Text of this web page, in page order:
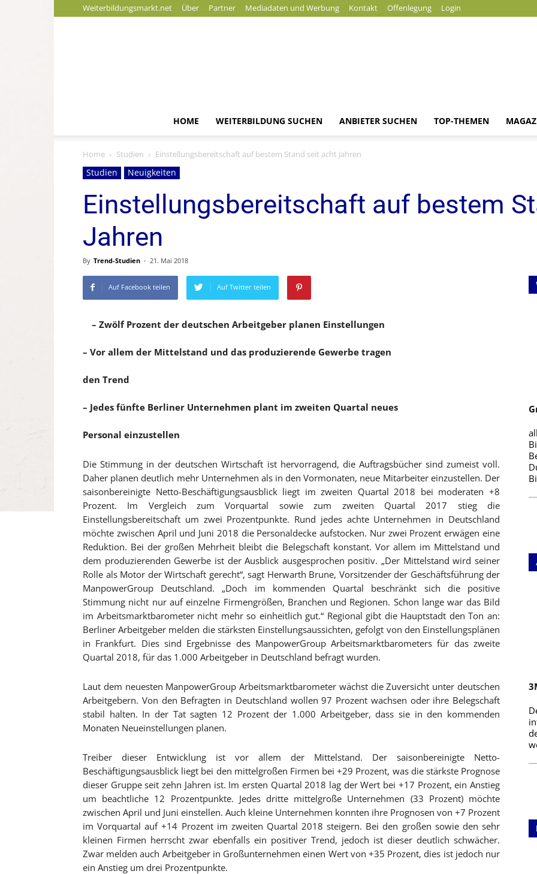
Weiterbildungsmarkt.net Über Partner Mediadaten und Werbung Kontakt Offenlegung Login
HOME WEITERBILDUNG SUCHEN ANBIETER SUCHEN TOP-THEMEN
Home Studien Einstellungsbereitschaft auf bestem Stand seit acht Jahren
Studien Neuigkeiten
Einstellungsbereitschaft auf bestem
Jahren
By Trend-Studien - 21. Mai 2018
Auf Facebook teilen Auf Twitter teilen
– Zwölf Prozent der deutschen Arbeitgeber planen Einstellungen
– Vor allem der Mittelstand und das produzierende Gewerbe tragen
den Trend
– Jedes fünfte Berliner Unternehmen plant im zweiten Quartal neues
Personal einzustellen
Die Stimmung in der deutschen Wirtschaft ist hervorragend, die Auftragsbücher sind zumeist voll.
Daher planen deutlich mehr Unternehmen als in den Vormonaten, neue Mitarbeiter einzustellen. Der
saisonbereinigte Netto-Beschäftigungsausblick liegt im zweiten Quartal 2018 bei moderaten +8
Prozent. Im Vergleich zum Vorquartal sowie zum zweiten Quartal 2017 stieg die
Einstellungsbereitschaft um zwei Prozentpunkte. Rund jedes achte Unternehmen in Deutschland
möchte zwischen April und Juni 2018 die Personaldecke aufstocken. Nur zwei Prozent erwägen eine
Reduktion. Bei der großen Mehrheit bleibt die Belegschaft konstant. Vor allem im Mittelstand und
dem produzierenden Gewerbe ist der Ausblick ausgesprochen positiv. „Der Mittelstand wird seiner
Rolle als Motor der Wirtschaft gerecht“, sagt Herwarth Brune, Vorsitzender der Geschäftsführung der
ManpowerGroup Deutschland. „Doch im kommenden Quartal beschränkt sich die positive
Stimmung nicht nur auf einzelne Firmengrößen, Branchen und Regionen. Schon lange war das Bild
im Arbeitsmarktbarometer nicht mehr so einheitlich gut.“ Regional gibt die Hauptstadt den Ton an:
Berliner Arbeitgeber melden die stärksten Einstellungsaussichten, gefolgt von den Einstellungsplänen
in Frankfurt. Dies sind Ergebnisse des ManpowerGroup Arbeitsmarktbarometers für das zweite
Quartal 2018, für das 1.000 Arbeitgeber in Deutschland befragt wurden.
Laut dem neuesten ManpowerGroup Arbeitsmarktbarometer wächst die Zuversicht unter deutschen
Arbeitgebern. Von den Befragten in Deutschland wollen 97 Prozent wachsen oder ihre Belegschaft
stabil halten. In der Tat sagten 12 Prozent der 1.000 Arbeitgeber, dass sie in den kommenden
Monaten Neueinstellungen planen.
Treiber dieser Entwicklung ist vor allem der Mittelstand. Der saisonbereinigte Netto-
Beschäftigungsausblick liegt bei den mittelgroßen Firmen bei +29 Prozent, was die stärkste Prognose
dieser Gruppe seit zehn Jahren ist. Im ersten Quartal 2018 lag der Wert bei +17 Prozent, ein Anstieg
um beachtliche 12 Prozentpunkte. Jedes dritte mittelgroße Unternehmen (33 Prozent) möchte
zwischen April und Juni einstellen. Auch kleine Unternehmen konnten ihre Prognosen von +7 Prozent
im Vorquartal auf +14 Prozent im zweiten Quartal 2018 steigern. Bei den großen sowie den sehr
kleinen Firmen herrscht zwar ebenfalls ein positiver Trend, jedoch ist dieser deutlich schwächer.
Zwar melden auch Arbeitgeber in Großunternehmen einen Wert von +35 Prozent, dies ist jedoch nur
ein Anstieg um drei Prozentpunkte.